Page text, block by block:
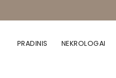
PRADINIS NEKROLOGAI